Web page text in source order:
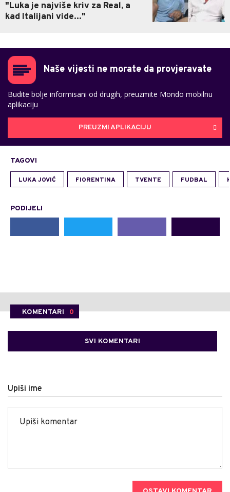
"Luka je najviše kriv za Real, a
kad Italijani vide..."
Naše vijesti ne morate da provjeravate
Budite bolje informisani od drugih, preuzmite Mondo mobilnu
aplikaciju
PREUZMI APLIKACIJU
TAGOVI
LUKA JOVIĆ FIORENTINA TVENTE FUDBAL
PODIJELI
KOMENTARI 0
SVI KOMENTARI
Upiši ime